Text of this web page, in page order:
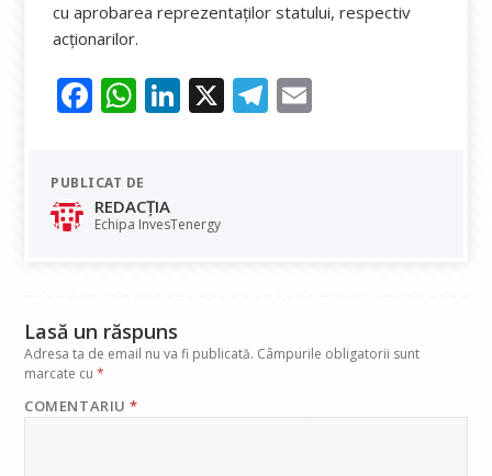
cu aprobarea reprezentaților statului, respectiv
acționarilor.
F
e
b
o
W
at
s
A
Li
dI
X T
PUBLICAT DE
REDACȚIA
Echipa InvesTenergy
Lasă un răspuns
Adresa ta de email nu va fi publicată. Câmpurile obligatorii sunt
marcate cu*
COMENTARIU*